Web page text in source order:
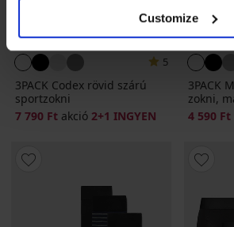
Customize
5
3PACK Codex rövid szárú
sportzokni
7 790 Ft akció 2+1 INGYEN
3PACK
zokni,
4 590 Ft